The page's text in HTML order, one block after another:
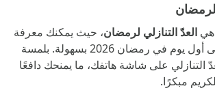
هي العدّ التنازلي لرمضان، حيث يمكنك معرفة
الوقت المتبقي حتى أول يوم في رمضان 2026 بسهولة. بلمسة
التنازلي على شاشة هاتفك، ما يمنحك دافعًا
مبكرًا.